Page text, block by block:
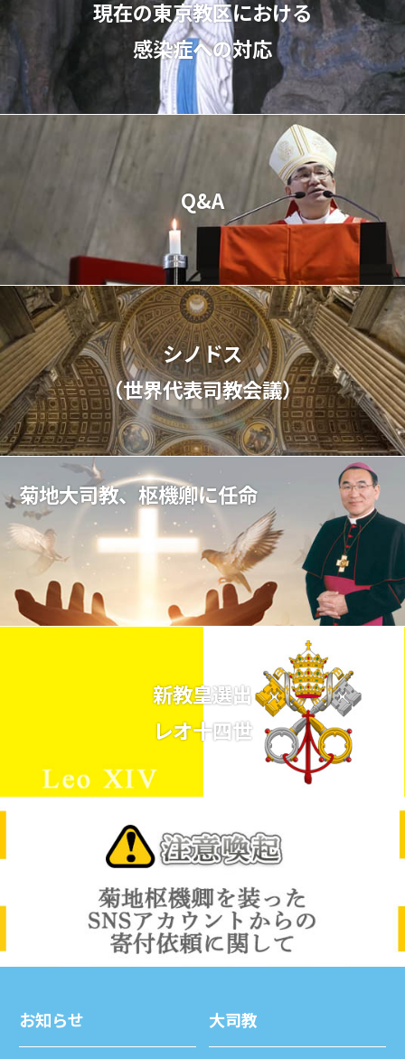
現在の東京教区における
感染症への対応
Q&A
シノドス
（世界代表司教会議）
菊地大司教、枢機卿に任命
新教皇選出
レオ十四世
お知らせ ⼤司教